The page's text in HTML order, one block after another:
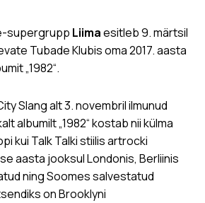
supergrupp Liimaesitleb 9. märtsil
Tubade Klubis oma 2017. aasta
„1982“.
Slang alt 3. novembril ilmunud
albumilt „1982“ kostab nii külma
kui Talk Talki stiilis artrocki
aasta jooksul Londonis, Berliinis
ning Soomes salvestatud
on Brooklyni